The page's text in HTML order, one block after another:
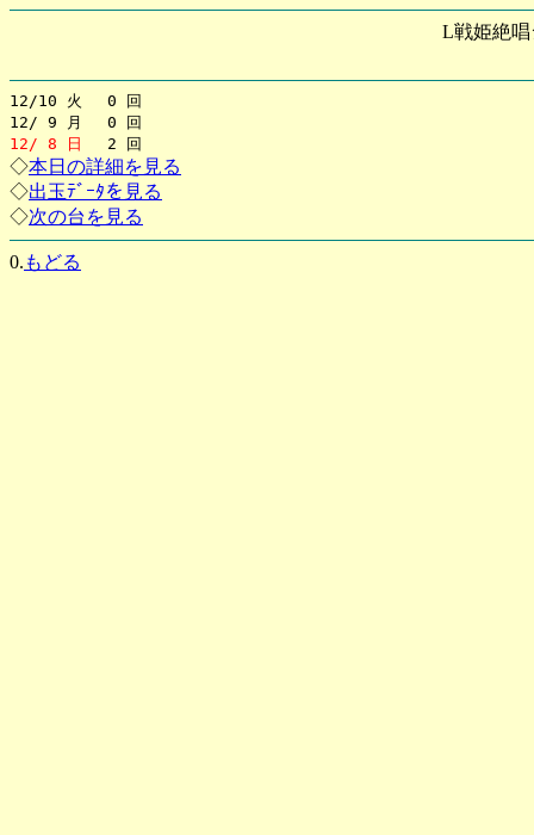
L戦姫絶
12/10 火 0 回
12/ 9 月 0 回
12/ 8 日
2 回
◇本日の詳細を見る
◇出玉ﾃﾞｰﾀを見る
◇次の台を見る
0. もどる